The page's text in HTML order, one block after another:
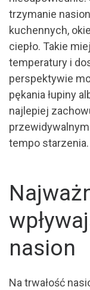
trzymanie
kuchennych,
ciepło. Takie
temperatury i
perspektywie
pękania łupiny
najlepiej
tempo starzenia.
nasion
Na trwałość